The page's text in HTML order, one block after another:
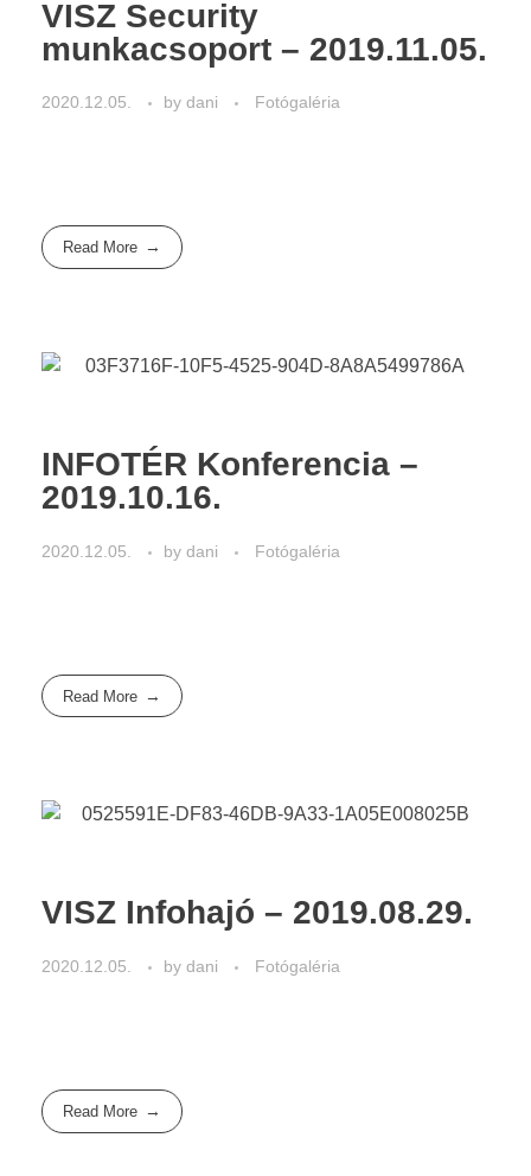
VISZ Security
munkacsoport – 2019.11.05.
2020.12.05. by dani Fotógaléria
Read More
INFOTÉR Konferencia –
2019.10.16.
2020.12.05. by dani Fotógaléria
Read More
VISZ Infohajó – 2019.08.29.
2020.12.05. by dani Fotógaléria
Read More